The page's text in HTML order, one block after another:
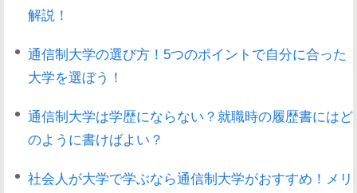
解説！
通信制大学の選び方！5つのポイントで自分に合った
大学を選ぼう！
通信制大学は学歴にならない？就職時の履歴書にはど
のように書けばよい？
社会人が大学で学ぶなら通信制大学がおすすめ！メリ